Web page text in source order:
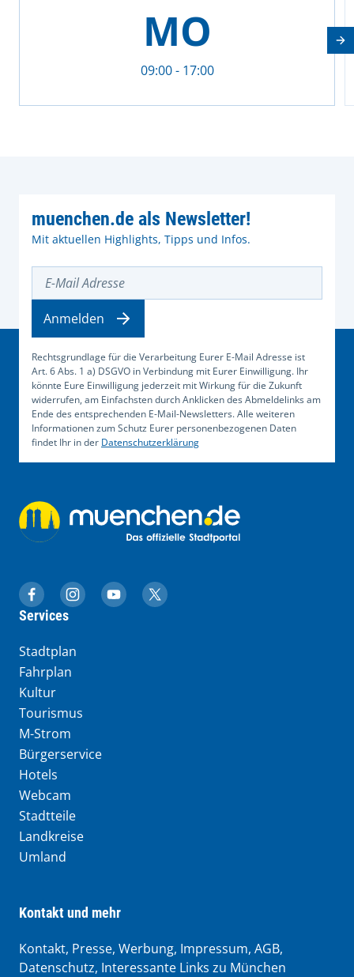
MO
09:00 - 17:00
muenchen.de als Newsletter!
Mit aktuellen Highlights, Tipps und Infos.
Rechtsgrundlage für die Verarbeitung Eurer E-Mail Adresse ist
Art. 6 Abs. 1 a) DSGVO in Verbindung mit Eurer Einwilligung. Ihr
könnte Eure Einwilligung jederzeit mit Wirkung für die Zukunft
widerrufen, am Einfachsten durch Anklicken des Abmeldelinks am
Ende des entsprechenden E-Mail-Newsletters. Alle weiteren
Informationen zum Schutz Eurer personenbezogenen Daten
findet Ihr in der Datenschutzerklärung
Anmelden
muenchen.de auf Facebook
muenchen.de auf Instagram
muenchen.de auf YouTube
muenchen.de auf X
Services
Stadtplan
Fahrplan
Kultur
Tourismus
M-Strom
Bürgerservice
Hotels
Webcam
Stadtteile
Landkreise
Umland
Kontakt und mehr
Kontakt, Presse, Werbung, Impressum, AGB,
Datenschutz, Interessante Links zu München